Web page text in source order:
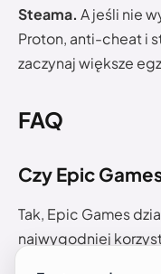
Steama. A jeśli nie
Proton, anti-cheat i
zaczynaj większe
FAQ
Czy Epic
Tak, Epic Games
najwygodniej